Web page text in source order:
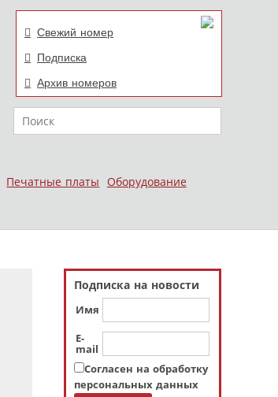
Свежий номер
Подписка
Архив номеров
Поиск
Печатные платы
Оборудование
Подписка на новости
Имя
E-
mail
Согласен на обработку
персональных данных